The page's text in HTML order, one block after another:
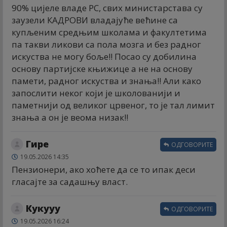
90% цијеле владе РС, свих министарстава су
заузели КАДРОВИ владајуће већине са
купљеним средњим школама и факултетима
па такви ликови са пола мозга и без радног
искуства не могу боље!! Посао су добилина
основу партијске књижице а не на основу
памети, радног искуства и знања!! Али како
запослити неког који је школованији и
паметнији од великог црвеног, то је тал лимит
знања а он је веома низак!!
Гире
19.05.2026 14:35
Пензионери, ако хоћете да се то ипак деси
гласајте за садашњу власт.
ОДГОВОРИТЕ
Кукууу
19.05.2026 16:24
ОДГОВОРИТЕ